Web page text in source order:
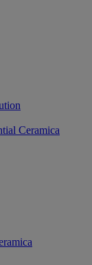
Ceramica